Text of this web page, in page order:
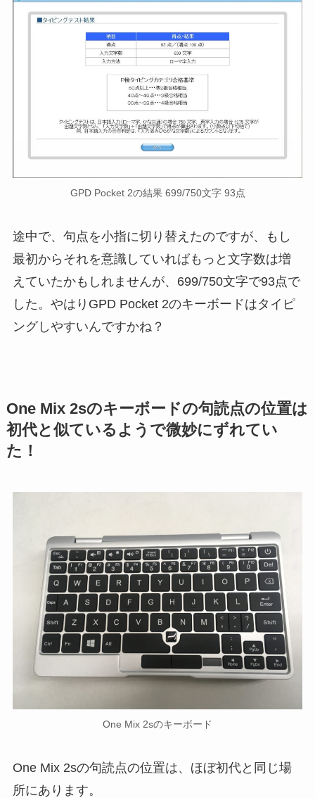
GPD Pocket 2の結果 699/750文字 93点
途中で、句点を小指に切り替えたのですが、もし
最初からそれを意識していればもっと文字数は増
えていたかもしれませんが、699/750文字で93点で
した。やはりGPD Pocket 2のキーボードはタイピ
ングしやすいんですかね？
One Mix 2sのキーボードの句読点の位置は
初代と似ているようで微妙にずれてい
た！
One Mix 2sのキーボード
One Mix 2sの句読点の位置は、ほぼ初代と同じ場
所にあります。